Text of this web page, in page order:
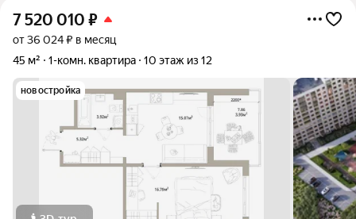
7 520 010 ₽
от 36 024 ₽ в месяц
45 м²
1-комн. квартира 10 этаж из 12
новостройка